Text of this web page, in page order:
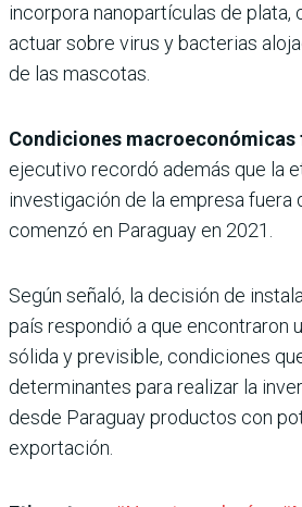
incorpora nanopartículas de plata,
actuar sobre virus y bacterias
de las mascotas.
Condiciones macroeconómicas
ejecutivo recordó además que la
investigación de la empresa fuera
comenzó en Paraguay en 2021.
Según señaló, la decisión de
país respondió a que encontraron
sólida y previsible, condiciones
determinantes para realizar la
desde Paraguay productos con
exportación.